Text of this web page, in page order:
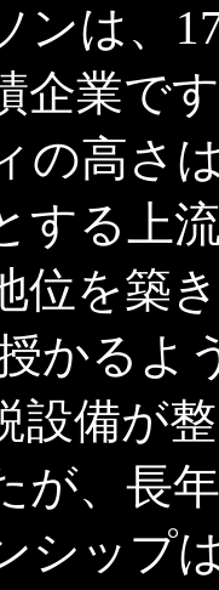
ンは、
企業で
の高さ
する上
位を築
かるよ
設備が
が、長
シップ